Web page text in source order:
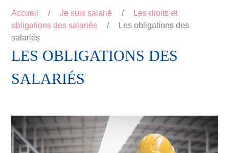
Accueil / Je suis salarié /
Les droits et
obligations des salariés
/
Les obligations des
salariés
LES OBLIGATIONS DES
SALARIÉS